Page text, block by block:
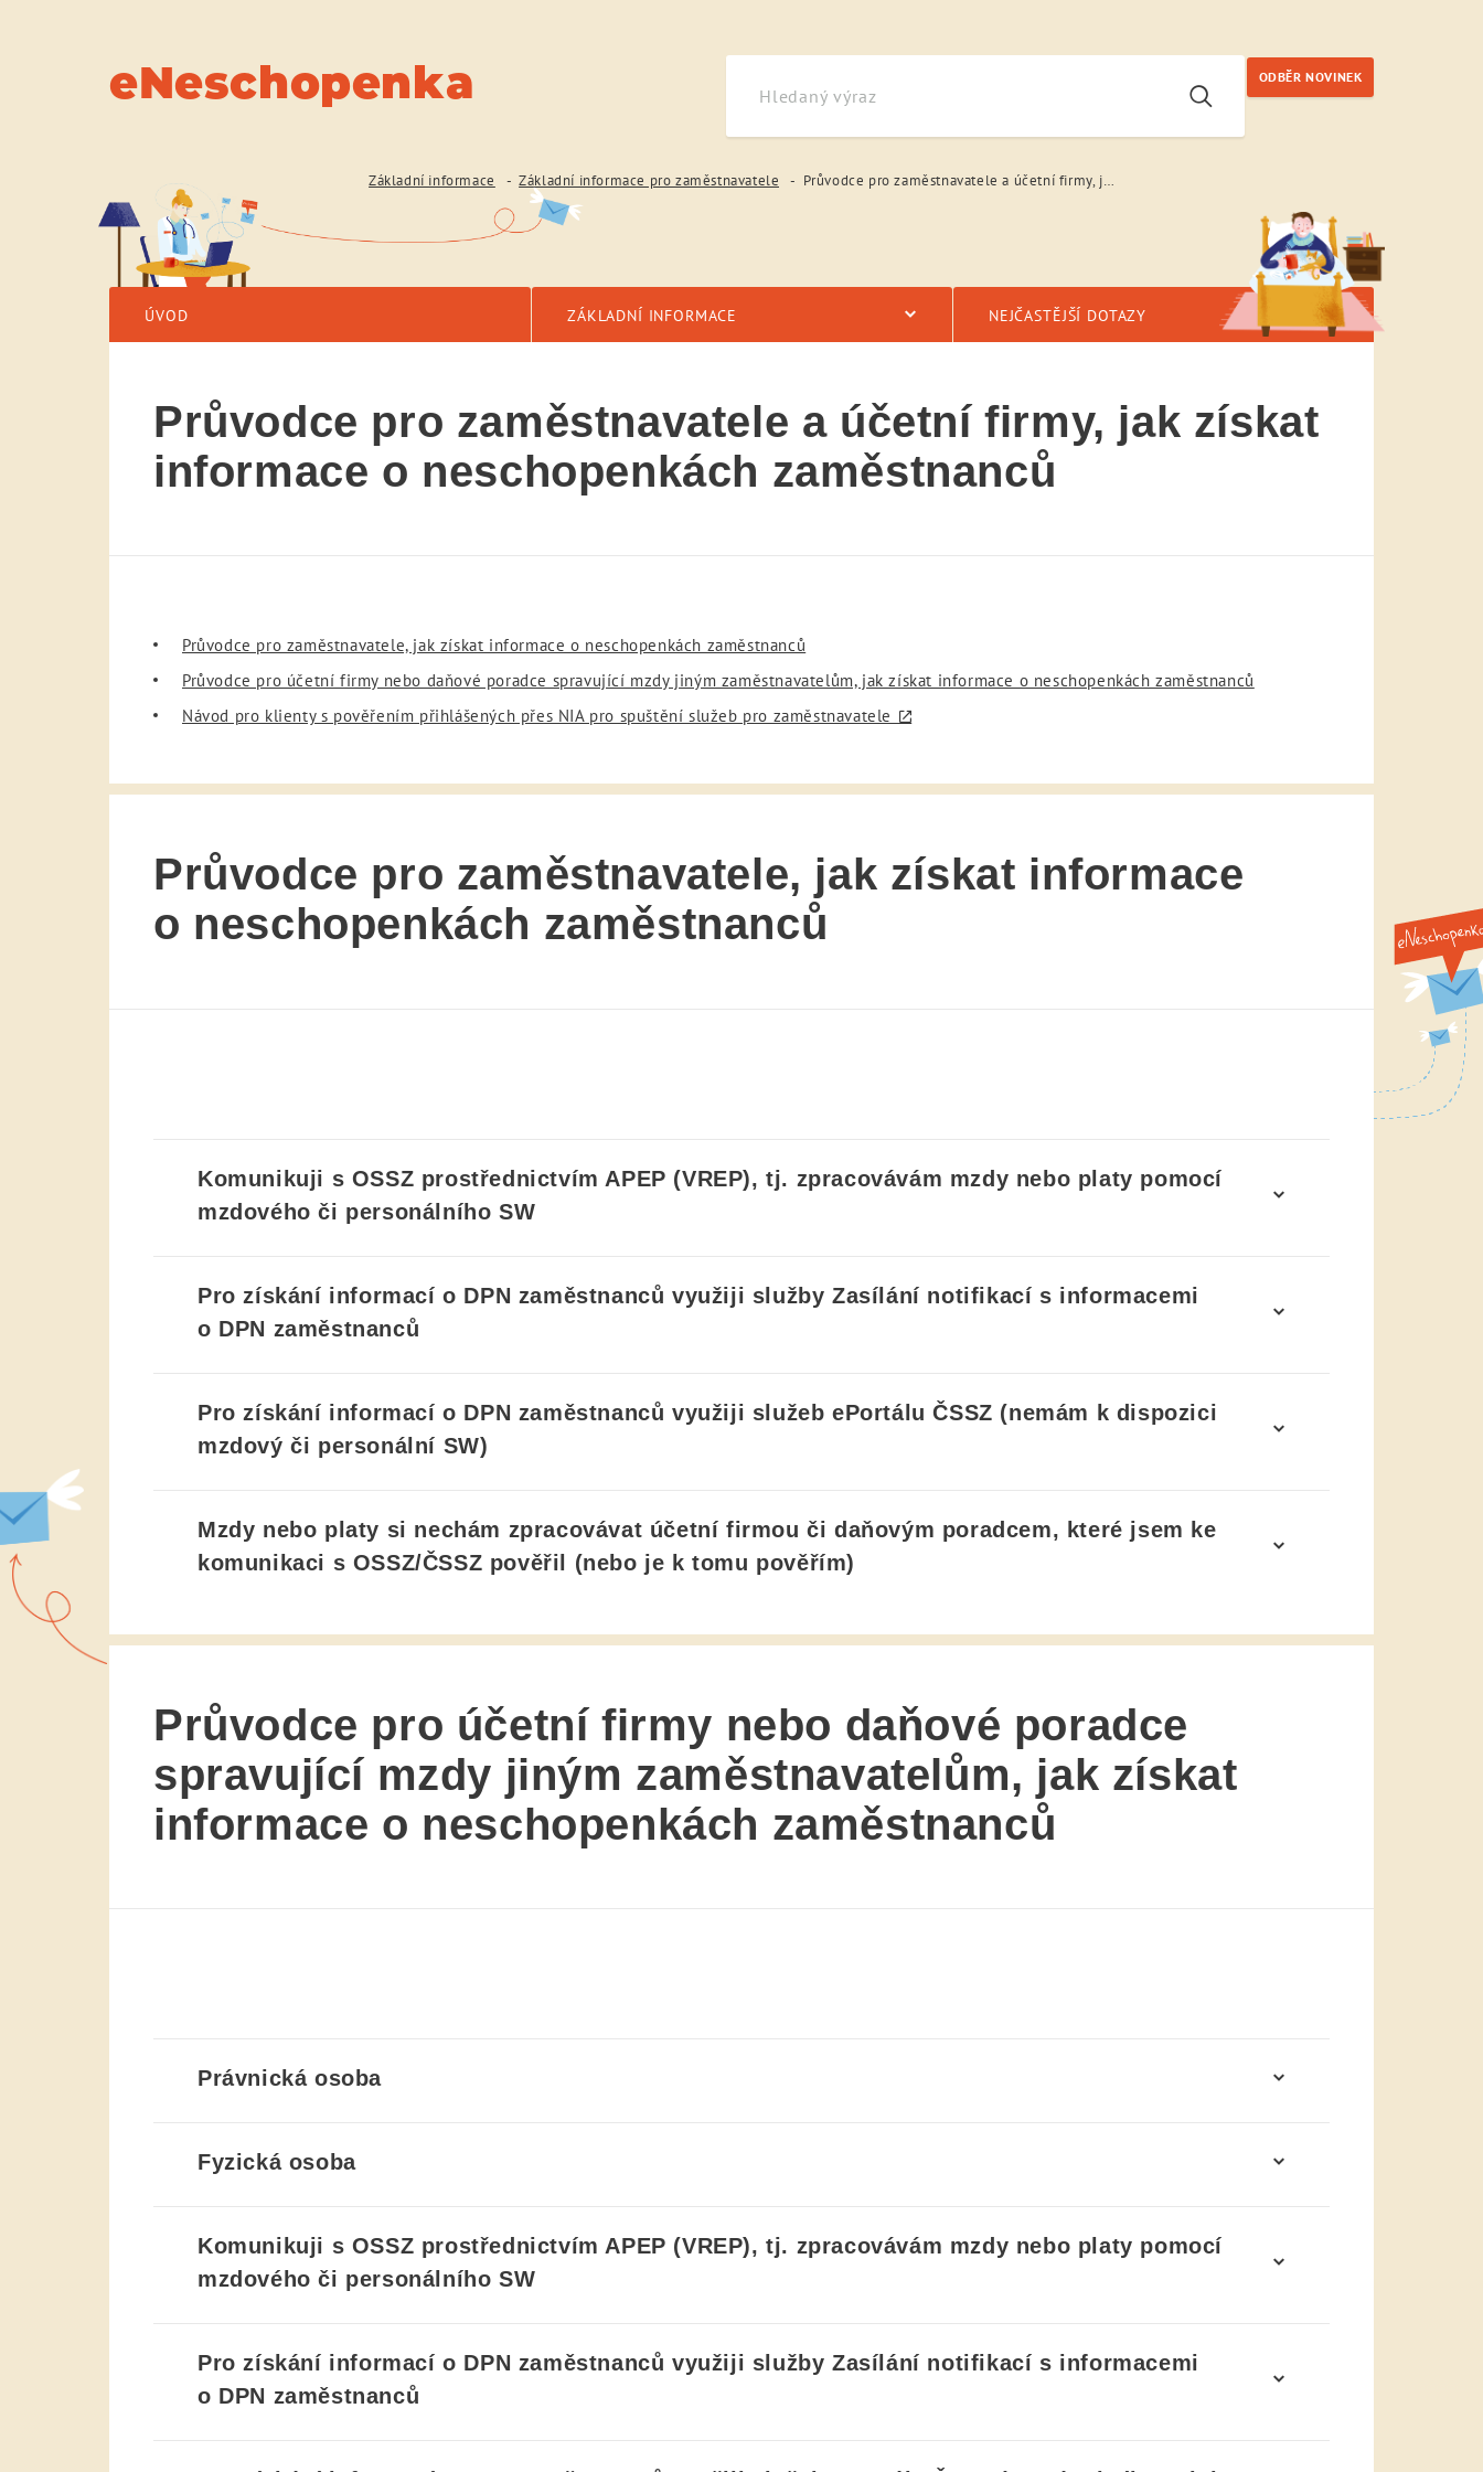
eNeschopenka
Základní informace Základní informace pro zaměstnavatele Průvodce pro zaměstnavatele a účetní firmy, jak získat informace o neschopenkách zaměstnanců
ÚVOD ZÁKLADNÍ INFORMACE NEJČASTĚJŠÍ DOTAZY
Průvodce pro zaměstnavatele a účetní firmy, jak získat
informace o neschopenkách zaměstnanců
Průvodce pro zaměstnavatele, jak získat informace o neschopenkách zaměstnanců
Průvodce pro účetní firmy nebo daňové poradce spravující mzdy jiným zaměstnavatelům, jak získat informace o neschopenkách zaměstnanců
Návod pro klienty s pověřením přihlášených přes NIA pro spuštění služeb pro zaměstnavatele
Průvodce pro zaměstnavatele, jak získat informace
o neschopenkách zaměstnanců
Komunikuji s OSSZ prostřednictvím APEP (VREP), tj. zpracovávám mzdy nebo platy pomocí
mzdového či personálního SW
Pro získání informací o DPN zaměstnanců využiji službyZasílání notifikací s informacemi
o DPN zaměstnanců
Pro získání informací o DPN zaměstnanců využiji služeb ePortálu ČSSZ (nemám k dispozici
mzdový či personální SW)
Mzdy nebo platy si nechám zpracovávat účetní firmou či daňovým poradcem, které jsem ke
komunikaci s OSSZ/ČSSZ pověřil (nebo je k tomu pověřím)
Průvodce pro účetní firmy nebo daňové poradce
spravující mzdy jiným zaměstnavatelům, jak získat
informace o neschopenkách zaměstnanců
Právnická osoba
Fyzická osoba
Komunikuji s OSSZ prostřednictvím APEP (VREP), tj. zpracovávám mzdy nebo platy pomocí
mzdového či personálního SW
Pro získání informací o DPN zaměstnanců využiji službyZasílání notifikací s informacemi
o DPN zaměstnanců
ODBĚR NOVINEK